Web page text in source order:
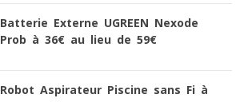
Batterie Externe UGREEN Nexode
Prob à 36€ au lieu de 59€
Robot Aspirateur Piscine sans Fi à